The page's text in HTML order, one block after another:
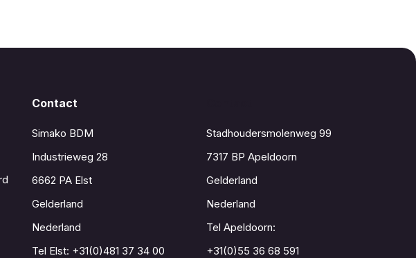
Contact
Simako BDM
Industrieweg 28
6662 PA Elst
Gelderland
Nederland
Tel Elst: +31(0)481 37 34 00
Stadhoudersmolenweg 99
7317 BP Apeldoorn
Gelderland
Nederland
Tel Apeldoorn:
+31(0)55 36 68 591